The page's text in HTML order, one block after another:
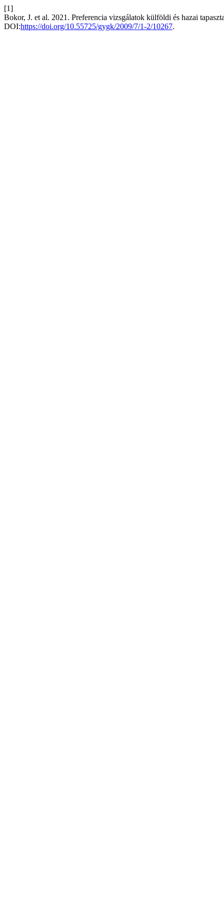
[1]
Bokor, J. et al. 2021. Preferencia vizsgálatok külföldi és hazai
DOI:https://doi.org/10.55725/gygk/2009/7/1-2/10267.